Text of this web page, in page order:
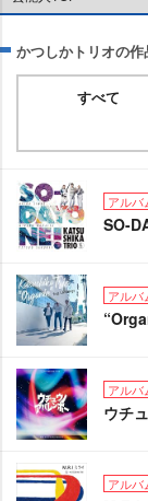
かつしかトリオの作
すべて
アルバ
SO-
アルバ
アルバ
ウチ
アルバ